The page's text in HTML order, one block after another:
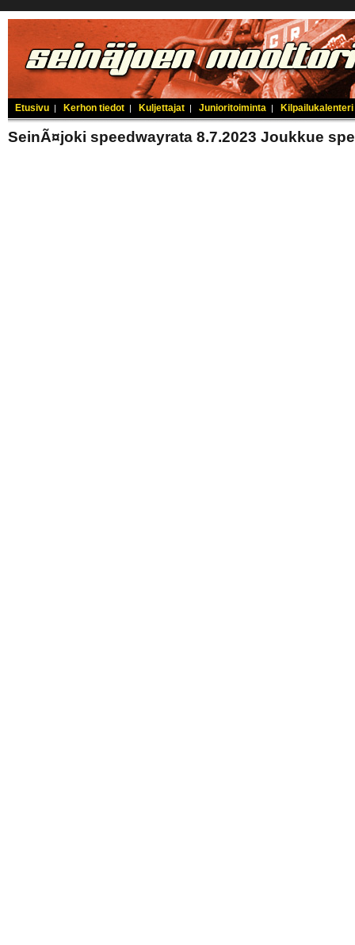
Etusivu | Kerhon tiedot | Kuljettajat | Junioritoiminta | Kilpailukalenteri
SeinÃ¤joki speedwayrata 8.7.2023 Joukkue